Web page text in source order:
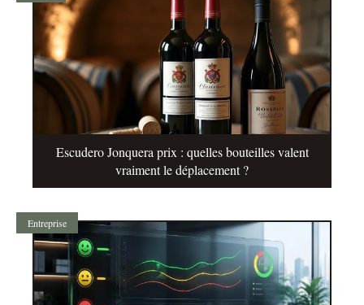
Escudero Jonquera prix : quelles bouteilles valent
vraiment le déplacement ?
Entreprise